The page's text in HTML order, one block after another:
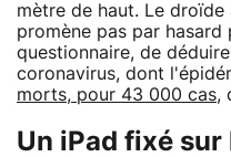
mètre de haut. Le
promène pas par
questionnaire, de
coronavirus, dont
morts, pour 43 000 cas,
Un iPad fixé